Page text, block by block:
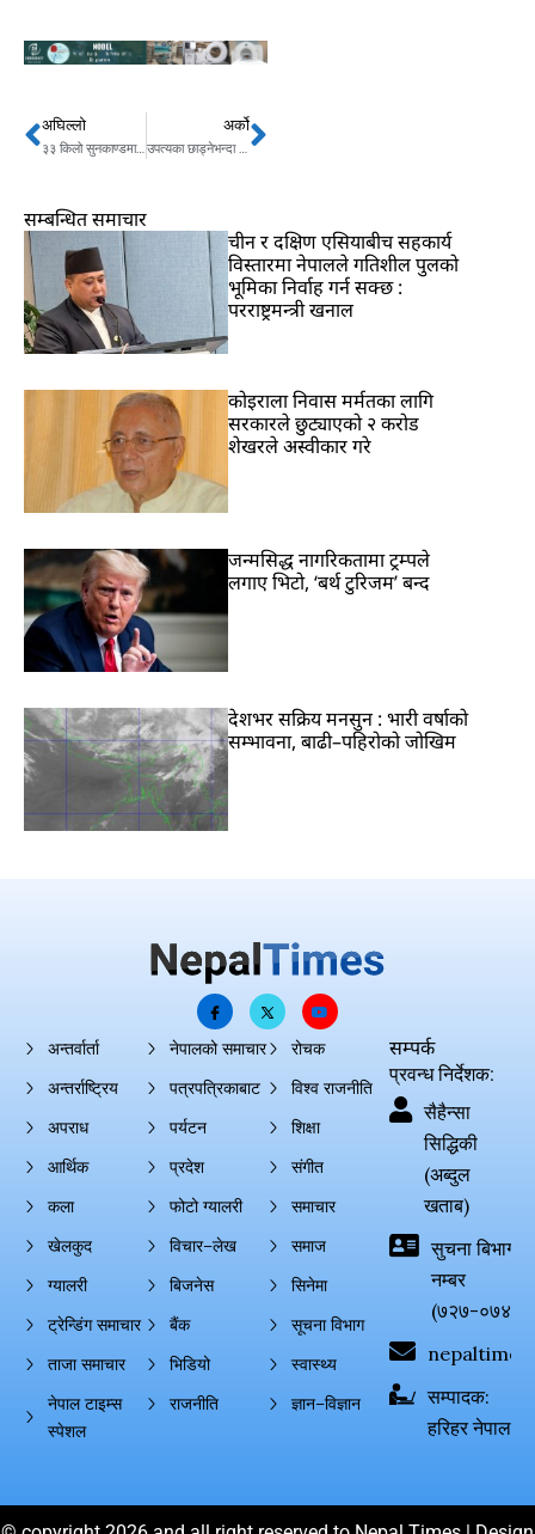
Prev
अघिल्लो
३३ किलो सुनकाण्डमा गोरेसहित ६ जनालाई जन्मकैदको सजाय
अर्को
उपत्यका छाड्नेभन्दा भित्रिने यात्रु धेरै Next
सम्बन्धित समाचार
चीन र दक्षिण एसियाबीच सहकार्य
विस्तारमा नेपालले गतिशील पुलको
भूमिका निर्वाह गर्न सक्छ :
परराष्ट्रमन्त्री खनाल
कोइराला निवास मर्मतका लागि
सरकारले छुट्याएको २ करोड
शेखरले अस्वीकार गरे
जन्मसिद्ध नागरिकतामा ट्रम्पले
लगाए भिटो, ‘बर्थ टुरिजम’ बन्द
देशभर सक्रिय मनसुन : भारी वर्षाको
सम्भावना, बाढी–पहिरोको जोखिम
अन्तर्वार्ता
अन्तर्राष्ट्रिय
अपराध
आर्थिक
कला
खेलकुद
ग्यालरी
ट्रेन्डिंग समाचार
ताजा समाचार
नेपाल टाइम्स
स्पेशल
नेपालको समाचार
पत्रपत्रिकाबाट
पर्यटन
प्रदेश
फोटो ग्यालरी
विचार–लेख
बिजनेस
बैंक
भिडियो
राजनीति
रोचक
विश्व राजनीति
शिक्षा
संगीत
समाचार
समाज
सिनेमा
सूचना विभाग
स्वास्थ्य
ज्ञान–विज्ञान
सम्पर्क
प्रवन्ध निर्देशक:
सैहैन्सा
सिद्धिकी
(अब्दुल
खताब)
सुचना बिभाग
नम्बर
(७२७-०७४-
सम्पादक:
हरिहर नेपाल